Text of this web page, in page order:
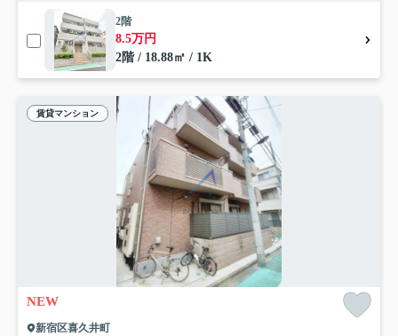
2階
8.5万円
2階 / 18.88㎡ / 1K
賃貸マンション
NEW
新宿区喜久井町